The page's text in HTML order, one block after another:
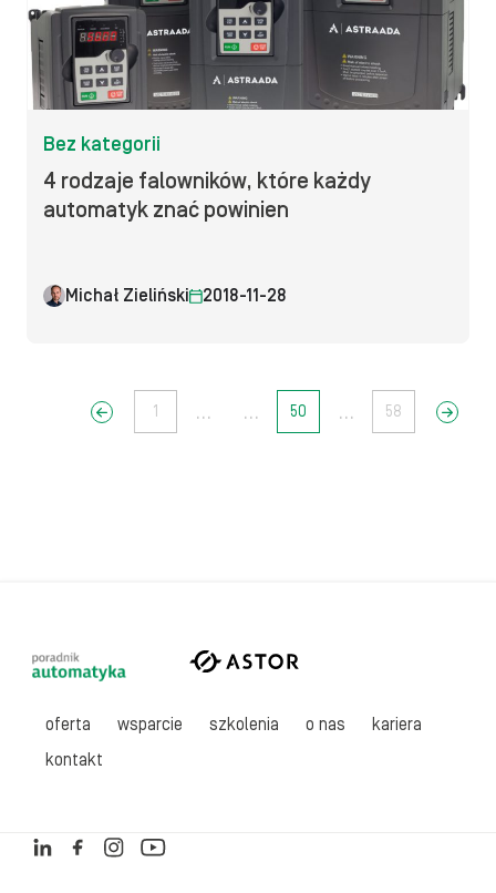
Bez kategorii
4 rodzaje falowników, które każdy
automatyk znać powinien
Michał Zieliński 2018-11-28
1
<< ... ... 50 ... >>
58
oferta wsparcie szkolenia o nas
kariera
kontakt